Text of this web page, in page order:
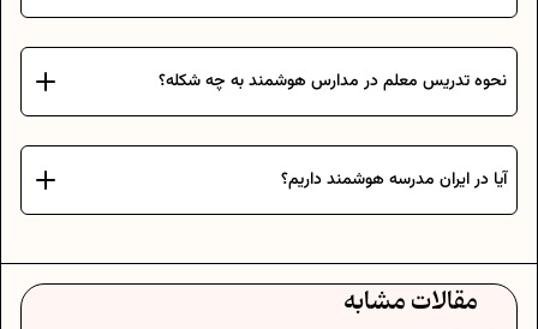
نحوه تدریس معلم در مدارس هوشمند به چه شکله؟
آیا در ایران مدرسه هوشمند داریم؟
مقالات مشابه